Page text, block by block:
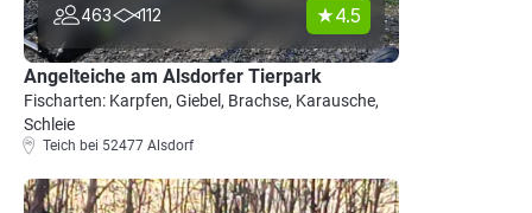
463 112 4.5
Angelteiche am Alsdorfer Tierpark
Fischarten: Karpfen, Giebel, Brachse, Karausche,
Schleie
Teich bei 52477 Alsdorf